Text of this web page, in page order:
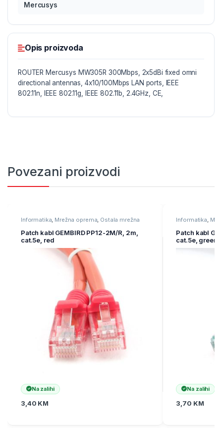
Mercusys
Opis proizvoda
ROUTER Mercusys MW305R 300Mbps, 2x5dBi fixed omni
directional antennas, 4x10/100Mbps LAN ports, IEEE
802.11n, IEEE 802.11g, IEEE 802.11b, 2.4GHz, CE,
Povezani proizvodi
Informatika, Mrežna oprema, Ostala mrežna
Patch kabl GEMBIRD PP12-2M/R, 2m,
cat.5e, red
Na zalihi
3,40 KM
Informatika,
Patch kabl
cat.5e, green
Na zalihi
3,70 KM